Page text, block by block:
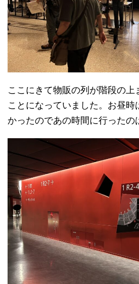
ここにきて物販の列が階段の上
ことになっていました。お昼時
かったのであの時間に行ったの